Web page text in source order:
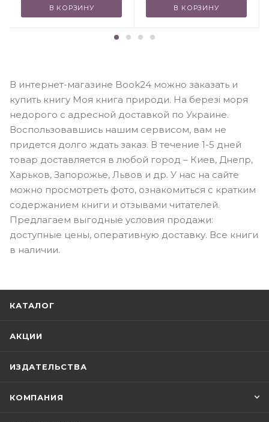
В КОРЗИНУ В КОРЗИНУ
В интернет-магазине Book24 можно заказать и
купить книгу Моя книга природи. На березі моря
недорого с адресной доставкой по Украине.
Воспользовавшись нашим сервисом, вам не
придется долго ждать заказ. В течение 1-5 дней
товар доставляется в любой город – Киев, Днепр,
Харьков, Запорожье, Львов и др. У нас на сайте
можно просмотреть фото, ознакомиться с кратким
содержанием книги и отзывами читателей.
Предлагаем выгодные условия продажи:
доступные цены, оперативную доставку. Все книги
в наличии.
КАТАЛОГ
АКЦИИ
ИЗДАТЕЛЬСТВА
КОМПАНИЯ